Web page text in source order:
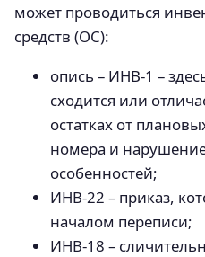
может проводиться
средств (ОС):
опись – ИНВ-1 –
сходится или
остатках от
номера и
особенностей;
ИНВ-22 – приказ,
началом переписи;
ИНВ-18 –